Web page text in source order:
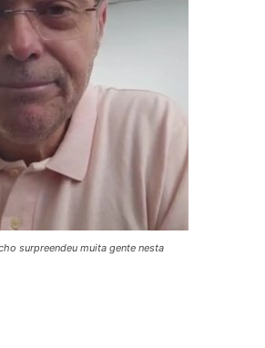
surpreendeu muita gente nesta